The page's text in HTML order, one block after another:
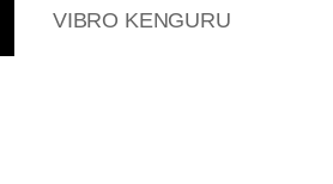
VIBRO KENGURU